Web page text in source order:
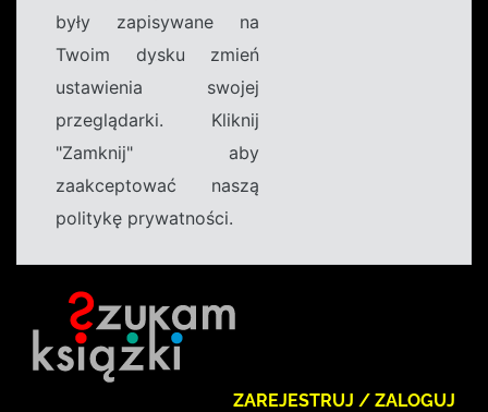
były zapisywane na
Twoim dysku zmień
ustawienia swojej
przeglądarki. Kliknij
"Zamknij" aby
zaakceptować naszą
politykę prywatności.
ZAREJESTRUJ / ZALOGUJ